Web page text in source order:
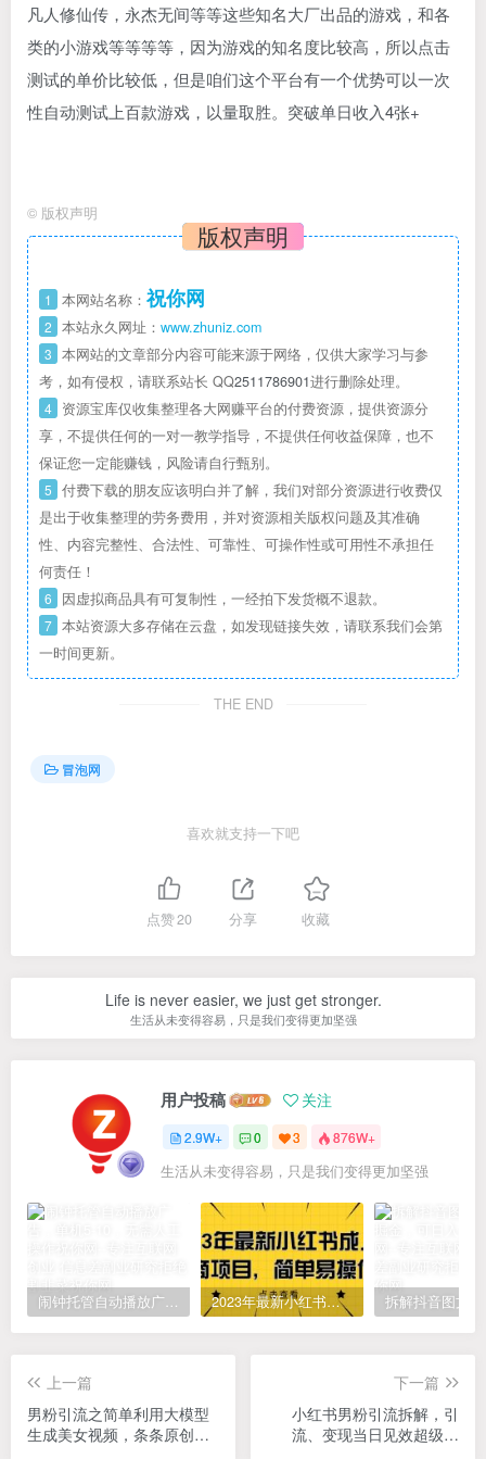
凡人修仙传，永杰无间等等这些知名大厂出品的游戏，和各
类的小游戏等等等等，因为游戏的知名度比较高，所以点击
测试的单价比较低，但是咱们这个平台有一个优势可以一次
性自动测试上百款游戏，以量取胜。突破单日收入4张+
© 版权声明
版权声明
1 本网站名称： 祝你网
2 本站永久网址： www.zhuniz.com
3 本网站的文章部分内容可能来源于网络，仅供大家学习与参
考，如有侵权，请联系站长 QQ2511786901进行删除处理。
4 资源宝库仅收集整理各大网赚平台的付费资源，提供资源分
享，不提供任何的一对一教学指导，不提供任何收益保障，也不
保证您一定能赚钱，风险请自行甄别。
5 付费下载的朋友应该明白并了解，我们对部分资源进行收费仅
是出于收集整理的劳务费用，并对资源相关版权问题及其准确
性、内容完整性、合法性、可靠性、可操作性或可用性不承担任
何责任！
6 因虚拟商品具有可复制性，一经拍下发货概不退款。
7 本站资源大多存储在云盘，如发现链接失效，请联系我们会第
一时间更新。
THE END
冒泡网
喜欢就支持一下吧
点赞20 分享 收藏
Don't give up just because of what people said. Use that as
your motivation to push harder.
关注
闹钟托管自动播放广告，单机5-10，无需人工操作 2023年最新小红书成人电商项目，简单易操作【详细教程】
上一篇
男粉引流之简单利用大模型
下一篇
小红书男粉引流拆解，引